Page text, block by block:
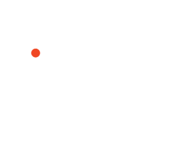
experience on our website. By
you can disable cookies, you can